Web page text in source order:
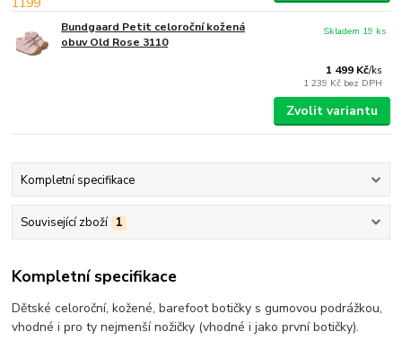
Bundgaard Petit celoroční kožená
obuv Old Rose 3110
1 499 Kč/ks
1 239 Kč bez DPH
Skladem 19 ks
Zvolit variantu
Kompletní specifikace
Související zboží 1
Kompletní specifikace
Dětské celoroční, kožené, barefoot botičky s gumovou podrážkou,
vhodné i pro ty nejmenší nožičky (vhodné i jako první botičky).